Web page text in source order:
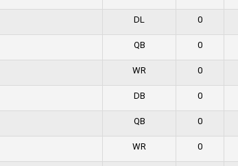
DL 0
QB 0
WR 0
DB 0
QB 0
WR 0